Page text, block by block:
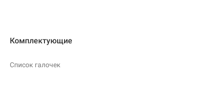
Комплектующие
Список галочек